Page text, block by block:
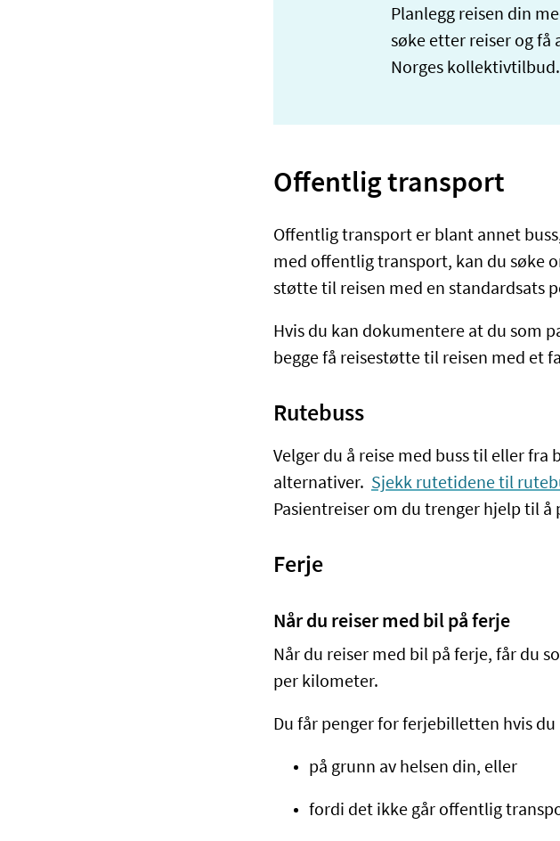
Planlegg reisen din
søke etter reiser og få
Norges
Offentlig transport
Offentlig transport er blant annet
med offentlig transport, kan du søke
støtte til reisen med en standardsats
Hvis du kan dokumentere at du som
begge få reisestøtte til reisen med et
Rutebuss
Velger du å reise med buss til eller fra
alternativer. Sjekk rutetidene til
Pasientreiser om du trenger hjelp til å
Ferje
Når du reiser med bil på ferje
Når du reiser med bil på ferje, får du
per kilometer.
Du får penger for ferjebilletten hvis du
på grunn av helsen din, eller
fordi det ikke går offentlig